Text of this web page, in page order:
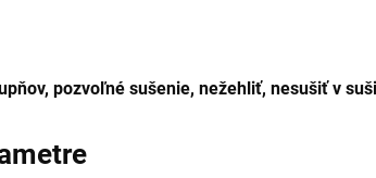
pozvoľné sušenie, nežehliť, nesušiť v